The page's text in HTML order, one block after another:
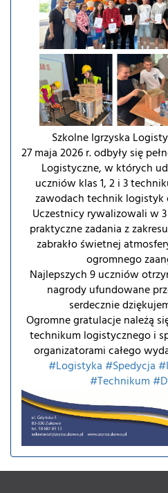
Szkolne Igrzyska
27 maja 2026 r. odbyły się
Logistyczne, w których
uczniów klas 1, 2 i 3
zawodach technik logistyk
Uczestnicy rywalizowali w
praktyczne zadania z
zabrakło świetnej
ogromnego
Najlepszych 9 uczniów
nagrody ufundowane
serdecznie
Ogromne gratulacje należą
technikum logistycznego i
organizatorami całego
#Logistyka#Spedycja
#Technikum